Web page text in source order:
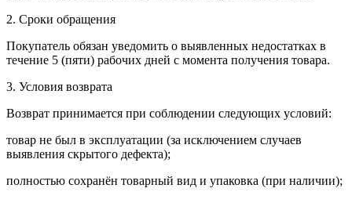
2. Сроки обращения
Покупатель обязан уведомить о выявленных недостатках в
течение 5 (пяти) рабочих дней с момента получения товара.
3. Условия возврата
Возврат принимается при соблюдении следующих условий:
товар не был в эксплуатации (за исключением случаев
выявления скрытого дефекта);
полностью сохранён товарный вид и упаковка (при наличии);